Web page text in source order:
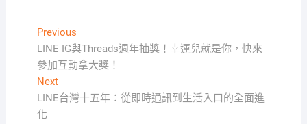
文
章
導
覽
PreviousPrevious
post:
LINE IG與Threads週年抽獎！幸運兒就是你，快來
參加互動拿大獎！
NextNext
post:
LINE台灣十五年：從即時通訊到生活入口的全面進
化